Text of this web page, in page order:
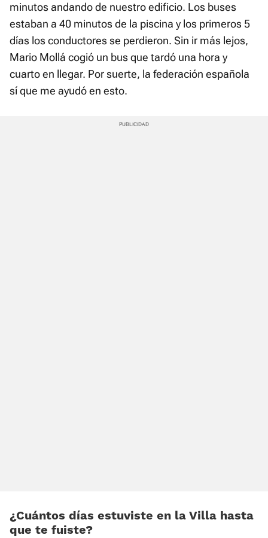
minutos andando de nuestro edificio. Los buses
estaban a 40 minutos de la piscina y los primeros 5
días los conductores se perdieron. Sin ir más lejos,
Mario Mollá cogió un bus que tardó una hora y
cuarto en llegar. Por suerte, la federación española
sí que me ayudó en esto.
¿Cuántos días estuviste en la Villa hasta
que te fuiste?